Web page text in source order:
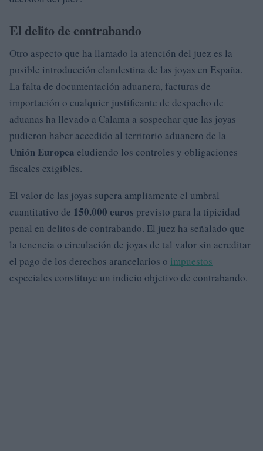
El delito de contrabando
Otro aspecto que ha llamado la atención del juez es la
posible introducción clandestina de las joyas en España.
La falta de documentación aduanera, facturas de
importación o cualquier justificante de despacho de
aduanas ha llevado a Calama a sospechar que las joyas
pudieron haber accedido al territorio aduanero de la
Unión Europea eludiendo los controles y obligaciones
fiscales exigibles.
El valor de las joyas supera ampliamente el umbral
cuantitativo de 150.000 euros previsto para la tipicidad
penal en delitos de contrabando. El juez ha señalado que
la tenencia o circulación de joyas de tal valor sin acreditar
el pago de los derechos arancelarios o impuestos
especiales constituye un indicio objetivo de contrabando.